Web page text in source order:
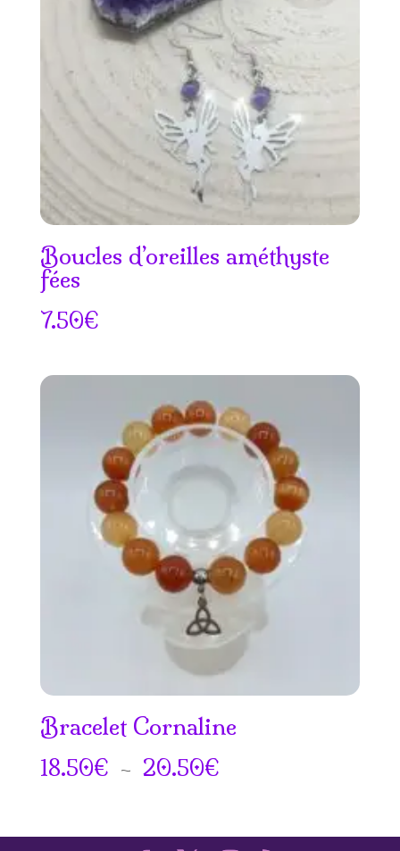
Boucles d’oreilles améthyste
fées
7.50€
Bracelet Cornaline
18.50€ – 20.50€Plage
prix :